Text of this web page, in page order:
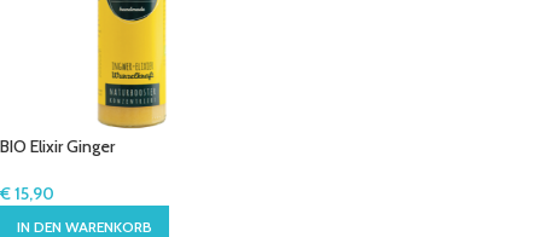
BIO Elixir Ginger
€15,90
IN DEN WARENKORB